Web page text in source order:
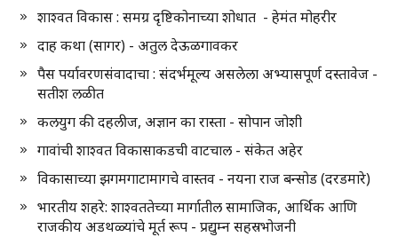
शाश्वत विकास : समग्र दृष्टिकोनाच्या शोधात - हेमंत मोहरीर
दाह कथा (सागर) - अतुल देऊळगावकर
पैस पर्यावरणसंवादाचा : संदर्भमूल्य असलेला अभ्यासपूर्ण दस्तावेज -
सतीश लळीत
कलयुग की दहलीज, अज्ञान का रास्ता - सोपान जोशी
गावांची शाश्वत विकासाकडची वाटचाल - संकेत अहेर
विकासाच्या झगमगाटामागचे वास्तव - नयना राज बन्सोड (दरडमारे)
भारतीय शहरे: शाश्वततेच्या मार्गातील सामाजिक, आर्थिक आणि
राजकीय अडथळ्यांचे मूर्त रूप - प्रद्युम्न सहस्रभोजनी